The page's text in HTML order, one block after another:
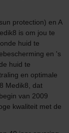
protection) en A
is om jou te
huid te
en 's
huid te
en optimale
Medik8, dat
van 2009
kwaliteit met de